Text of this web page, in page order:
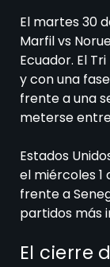
El martes 30
Marfil vs
Ecuador. El
y con una
frente a una
meterse
Estados
el miércoles 1
frente a
partidos más
El cierre